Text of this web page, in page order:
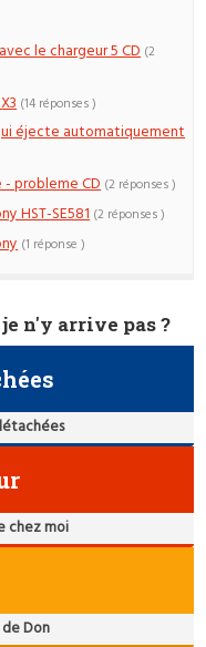
le chargeur 5 CD (2
(14 réponses )
éjecte automatiquement
- probleme CD (2 réponses )
HST-SE581 (2 réponses )
(1 réponse )
n'y arrive pas ?
chez moi
Don